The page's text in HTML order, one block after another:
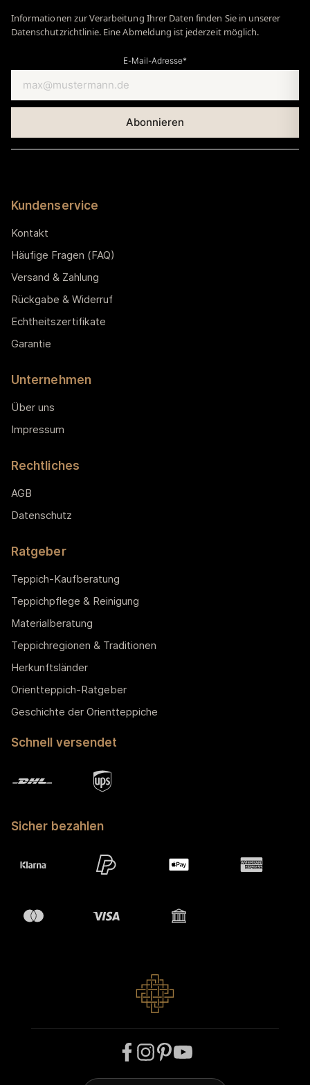
Informationen zur Verarbeitung Ihrer Daten finden Sie in unserer
Datenschutzrichtlinie. Eine Abmeldung ist jederzeit möglich.
E-Mail-Adresse*
Kundenservice
Kontakt
Häufige Fragen (FAQ)
Versand & Zahlung
Rückgabe & Widerruf
Echtheitszertifikate
Garantie
Unternehmen
Über uns
Impressum
Rechtliches
AGB
Datenschutz
Ratgeber
Teppich-Kaufberatung
Teppichpflege & Reinigung
Materialberatung
Teppichregionen & Traditionen
Herkunftsländer
Orientteppich-Ratgeber
Geschichte der Orientteppiche
Schnell versendet
Sicher bezahlen